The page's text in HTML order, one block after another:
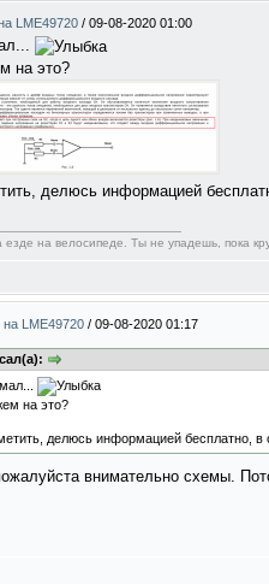
LME49720 / 09-08-2020 01:00
на это?
делюсь информацией
на велосипеде. Ты не упадешь, пока
на LME49720 / 09-08-2020 01:17
на это?
делюсь информацией бесплатно, в
внимательно схемы.